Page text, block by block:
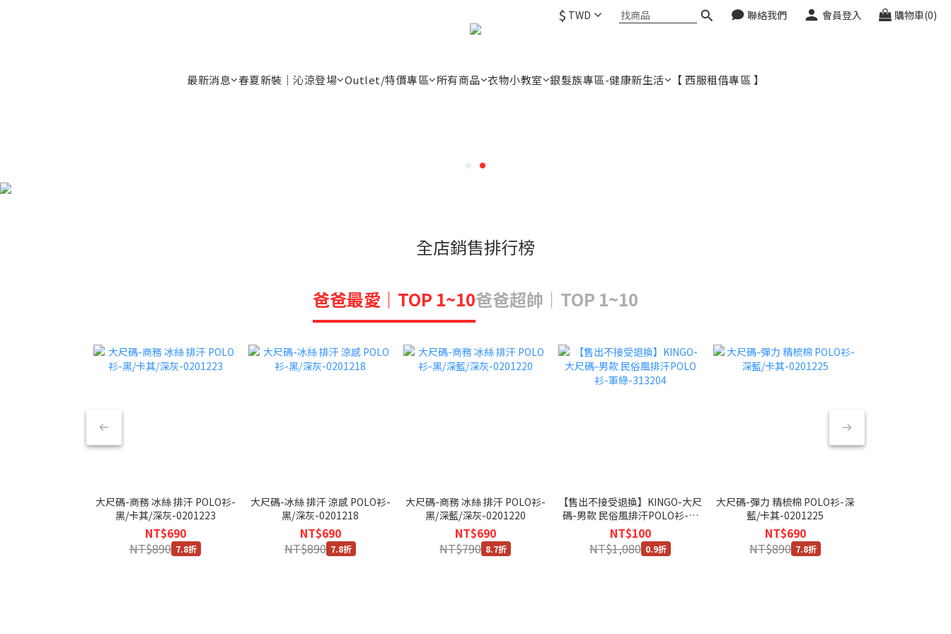
$ TWD 聯絡我們 會員登入 購物車(0)
最新消息 春夏新裝｜沁涼登場 Outlet/特價專區 所有商品 衣物小教室 銀髮族專區-健康新生活 【 西服租借專區 】
全店銷售排行榜
爸爸最愛｜TOP 1~10爸爸超帥｜TOP 1~10
大尺碼-商務 冰絲 排汗 POLO衫-
黑/卡其/深灰-0201223
NT$690
NT$890 7.8折
大尺碼-冰絲 排汗 涼感 POLO衫-
黑/深灰-0201218
NT$690
NT$890 7.8折
大尺碼-商務 冰絲 排汗 POLO衫-
黑/深藍/深灰-0201220
NT$690
NT$790 8.7折
【售出不接受退換】KINGO-大尺
碼-男款 民俗風排汗POLO衫-軍
綠-313204
NT$100
NT$1,080 0.9折
大尺碼-彈力 精梳棉 POLO衫-深
藍/卡其-0201225
NT$690
NT$890 7.8折